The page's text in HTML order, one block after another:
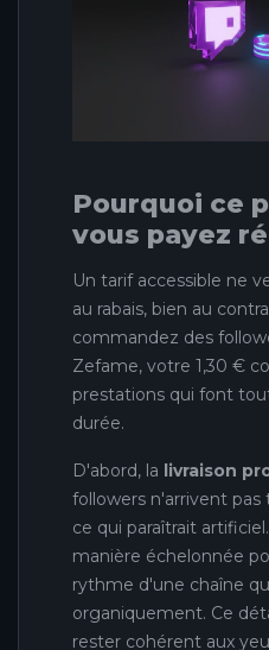
Pourquoi ce
vous payez
Un tarif accessible ne
au rabais, bien au
commandez des
Zefame, votre 1,30 €
prestations qui font
durée.
D'abord, la livraison
followers n'arrivent
ce qui paraîtrait
manière échelonnée
rythme d'une chaîne
organiquement. Ce
rester cohérent aux